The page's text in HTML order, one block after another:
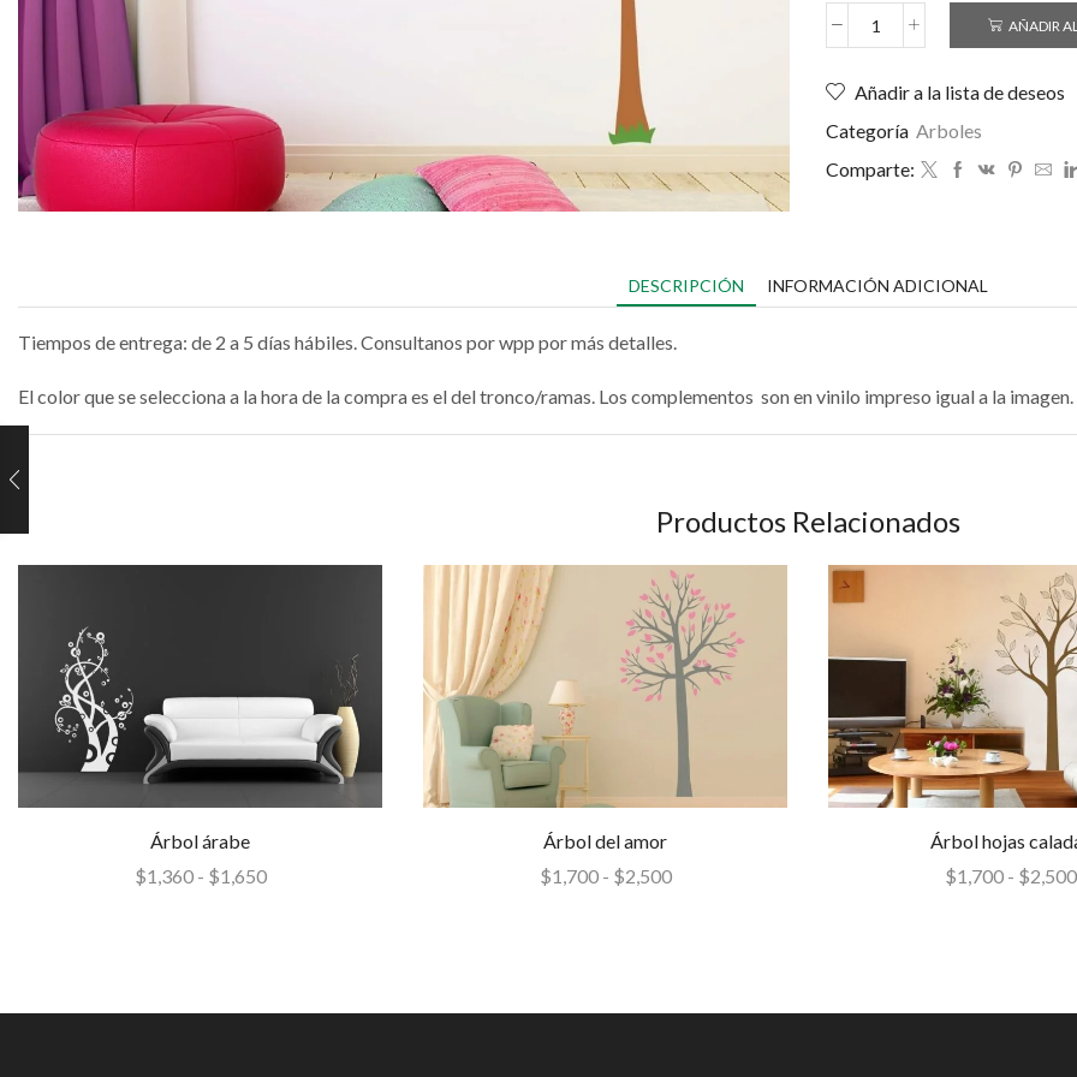
AÑADIR
Añadir a la lista de deseos
Categoría Arboles
Comparte:
DESCRIPCIÓN INFORMACIÓN ADICIONAL
Tiempos de entrega: de 2 a 5 días hábiles. Consultanos por wpp por más detalles.
El color que se selecciona a la hora de la compra es el del tronco/ramas. Los complementos son en vinilo impreso igual a la imagen.
Productos Relacionados
Árbol árabe
$1,360 - $1,650
Árbol del amor
$1,700 - $2,500
Árbol hojas
$1,700 - $2,500